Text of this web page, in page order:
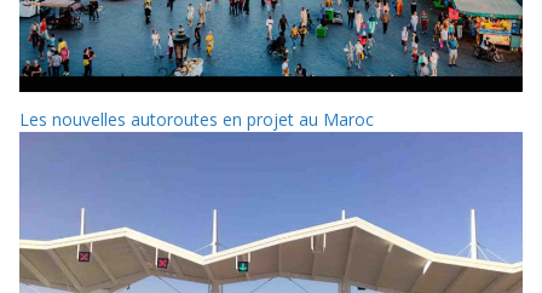
Les nouvelles autoroutes en projet au Maroc